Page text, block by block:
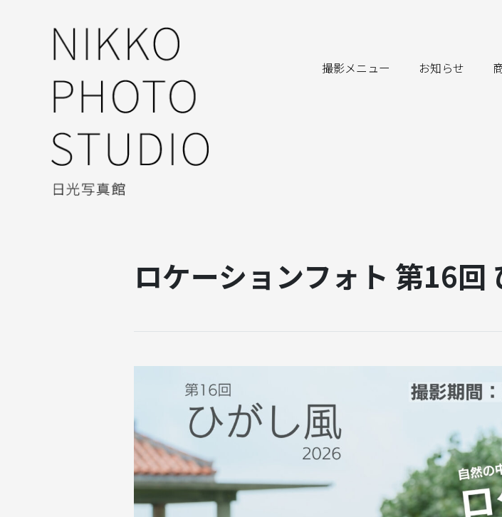
撮影メニュー お知らせ
ロケーションフォト 第16回